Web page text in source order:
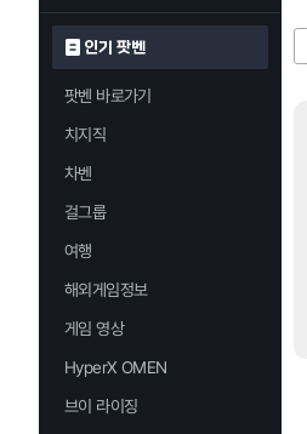
인기 팟벤
팟벤 바로가기
치지직
차벤
걸그룹
여행
해외게임정보
게임 영상
HyperX OMEN
브이 라이징
도 인게임에 문제가 없다고 생각하냐?
의 주적은?? [134]
용 17번 터짐 [74]
신작 서브컬쳐 게임 [펄 인 블루] 티저 사이트 오픈
길찾기/지도 공략 (1 ~ 12장)
브 리인카네이션 오픈 트레일러